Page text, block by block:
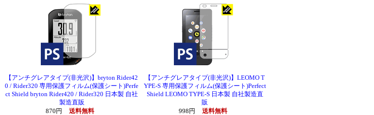
【アンチグレアタイプ(非光沢)】bryton Rider42
0 / Rider320 専用保護フィルム(保護シート)Perfe
ct Shield bryton Rider420 / Rider320 日本製 自社
製造直販
870円
送料無料
【アンチグレアタイプ(非光沢)】LEOMO T
YPE-S 専用保護フィルム(保護シート)Perfect
Shield LEOMO TYPE-S 日本製 自社製造直
販
998円
送料無料